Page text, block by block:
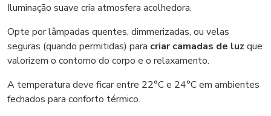
Iluminação suave cria atmosfera acolhedora.
Opte por lâmpadas quentes, dimmerizadas, ou velas
seguras (quando permitidas) para criar camadas de luz que
valorizem o contorno do corpo e o relaxamento.
A temperatura deve ficar entre 22°C e 24°C em ambientes
fechados para conforto térmico.